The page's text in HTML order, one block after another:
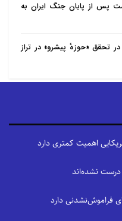
پس از پایان جنگ ایران به
تحقق «حوزهٔ پیشرو» در تراز
اهمیت کمتری دارد
نشده‌اند
فراموش‌نشدنی دارد